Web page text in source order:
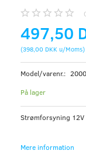
497,50
(398,00 DKK u/Moms)
Model/varenr.:
På lager
Strømforsyning
Mere information